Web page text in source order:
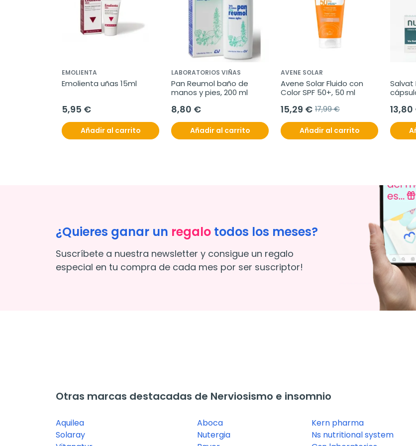
EMOLIENTA
Emolienta uñas 15ml
5,95 €
Añadir al carrito
LABORATORIOS VIÑAS
Pan Reumol baño de
manos y pies, 200 ml
8,80 €
Añadir al carrito
AVENE SOLAR
Avene Solar Fluido con
Color SPF 50+, 50 ml
15,29 € 17,99 €
Añadir al carrito
Salvat
¿Quieres ganar un regalo todos los meses?
Suscríbete a nuestra newsletter y consigue un regalo
especial en tu compra de cada mes por ser suscriptor!
Otras marcas destacadas de Nerviosismo e insomnio
Aquilea
Solaray
Aboca
Nutergia
Kern pharma
Ns nutritional system